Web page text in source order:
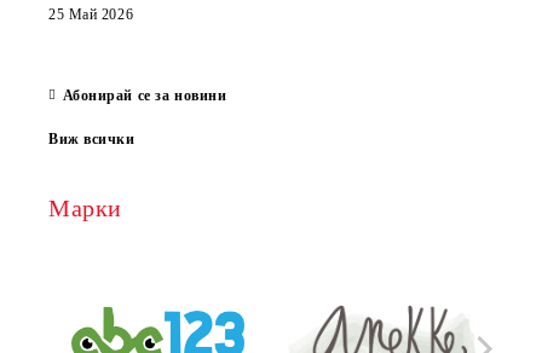
25 Май 2026
Абонирай се за новини
Виж всички
Марки